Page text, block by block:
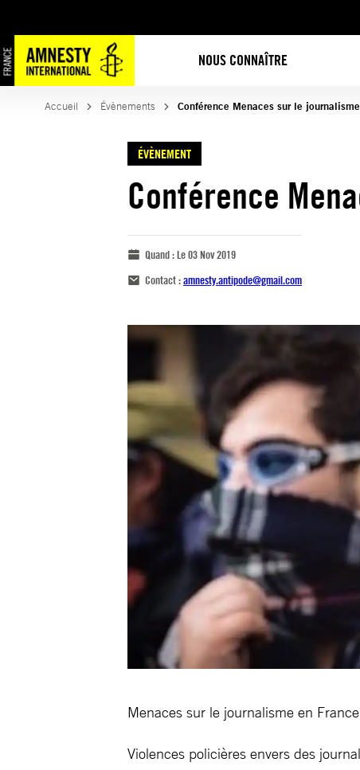
NOUS CONNAÎTRE
Accueil Évènements Conférence Menaces sur le
ÉVÈNEMENT
Conférence
Quand :Le 03 Nov 2019
Contact :amnesty.antipode@gmail.com
Menaces sur le journalisme en
Violences policières envers des